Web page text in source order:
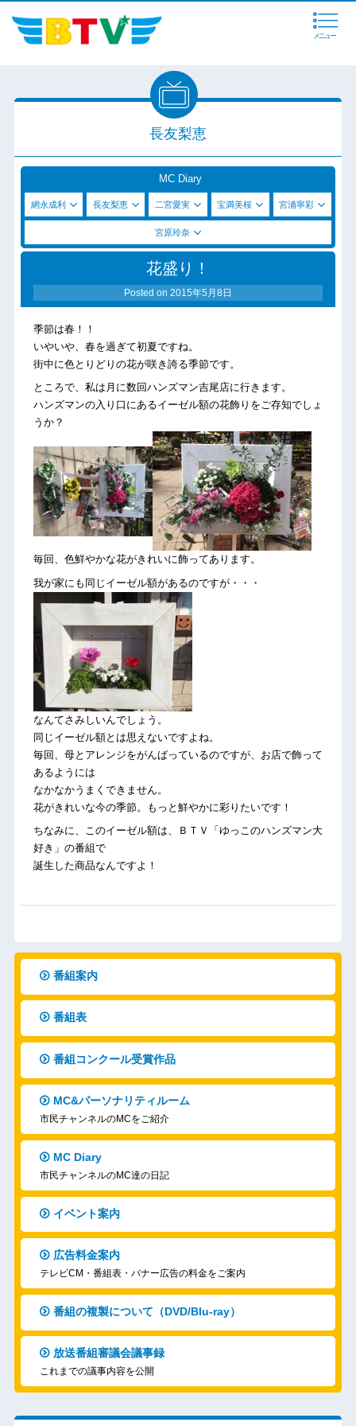
メニュー
長友梨恵
MC Diary
網永成利 長友梨恵 二宮愛実 宝満美桜 宮浦寧彩
宮原玲奈
花盛り！
Posted on 2015年5月8日
季節は春！！
いやいや、春を過ぎて初夏ですね。
街中に色とりどりの花が咲き誇る季節です。
ところで、私は月に数回ハンズマン吉尾店に行きます。
ハンズマンの入り口にあるイーゼル額の花飾りをご存知でしょ
うか？
毎回、色鮮やかな花がきれいに飾ってあります。
我が家にも同じイーゼル額があるのですが・・・
なんてさみしいんでしょう。
同じイーゼル額とは思えないですよね。
毎回、母とアレンジをがんばっているのですが、お店で飾って
あるようには
なかなかうまくできません。
花がきれいな今の季節。もっと鮮やかに彩りたいです！
ちなみに、このイーゼル額は、ＢＴＶ「ゆっこのハンズマン大
好き」の番組で
誕生した商品なんですよ！
番組案内
番組表
番組コンクール受賞作品
MC&パーソナリティルーム
市民チャンネルのMCをご紹介
MC Diary
市民チャンネルのMC達の日記
イベント案内
広告料金案内
テレビCM・番組表・バナー広告の料金をご案内
番組の複製について（DVD/Blu-ray）
放送番組審議会議事録
これまでの議事内容を公開